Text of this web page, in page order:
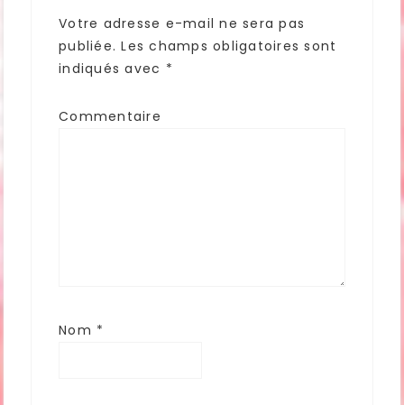
Votre adresse e-mail ne sera pas
publiée. Les champs obligatoires sont
indiqués avec *
Commentaire
Nom *